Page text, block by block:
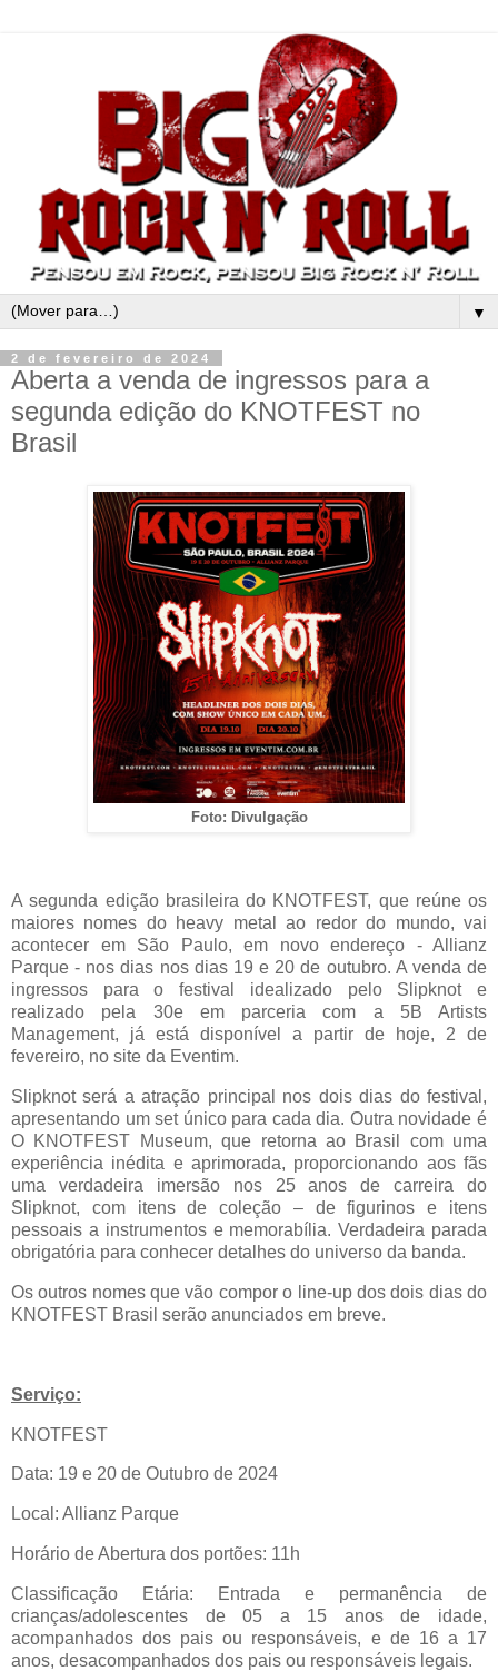
▼
2 de fevereiro de 2024
Aberta a venda de ingressos para a
segunda edição do KNOTFEST no
Brasil
Foto: Divulgação
A segunda edição brasileira do KNOTFEST, que reúne os
maiores nomes do heavy metal ao redor do mundo, vai
acontecer em São Paulo, em novo endereço - Allianz
Parque - nos dias nos dias 19 e 20 de outubro. A venda de
ingressos para o festival idealizado pelo Slipknot e
realizado pela 30e em parceria com a 5B Artists
Management, já está disponível a partir de hoje, 2 de
fevereiro, no site da Eventim.
Slipknot será a atração principal nos dois dias do festival,
apresentando um set único para cada dia. Outra novidade é
O KNOTFEST Museum, que retorna ao Brasil com uma
experiência inédita e aprimorada, proporcionando aos fãs
uma verdadeira imersão nos 25 anos de carreira do
Slipknot, com itens de coleção – de figurinos e itens
pessoais a instrumentos e memorabília. Verdadeira parada
obrigatória para conhecer detalhes do universo da banda.
Os outros nomes que vão compor o line-up dos dois dias do
KNOTFEST Brasil serão anunciados em breve.
Serviço:
KNOTFEST
Data: 19 e 20 de Outubro de 2024
Local: Allianz Parque
Horário de Abertura dos portões: 11h
Classificação Etária: Entrada e permanência de
crianças/adolescentes de 05 a 15 anos de idade,
acompanhados dos pais ou responsáveis, e de 16 a 17
anos, desacompanhados dos pais ou responsáveis legais.